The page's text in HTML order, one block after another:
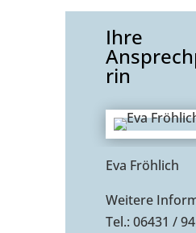
Ihre
rin
Eva Fröhlich
Weitere
Tel.: 06431 /